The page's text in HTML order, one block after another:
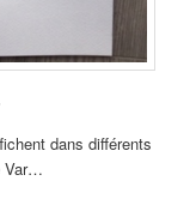
dans différents
Var…